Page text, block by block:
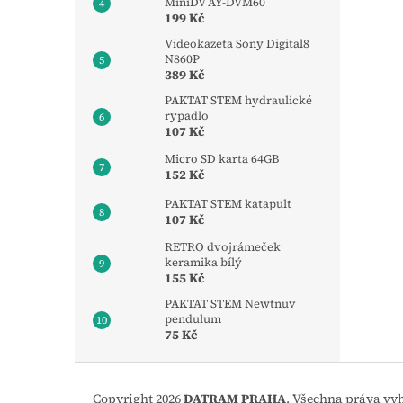
199 Kč
Videokazeta Sony Digital8
N860P
389 Kč
PAKTAT STEM hydraulické
rypadlo
107 Kč
Micro SD karta 64GB
152 Kč
PAKTAT STEM katapult
107 Kč
RETRO dvojrámeček
keramika bílý
155 Kč
PAKTAT STEM Newtnuv
pendulum
75 Kč
Copyright 2026DATRAM PRAHA. Všechna práva